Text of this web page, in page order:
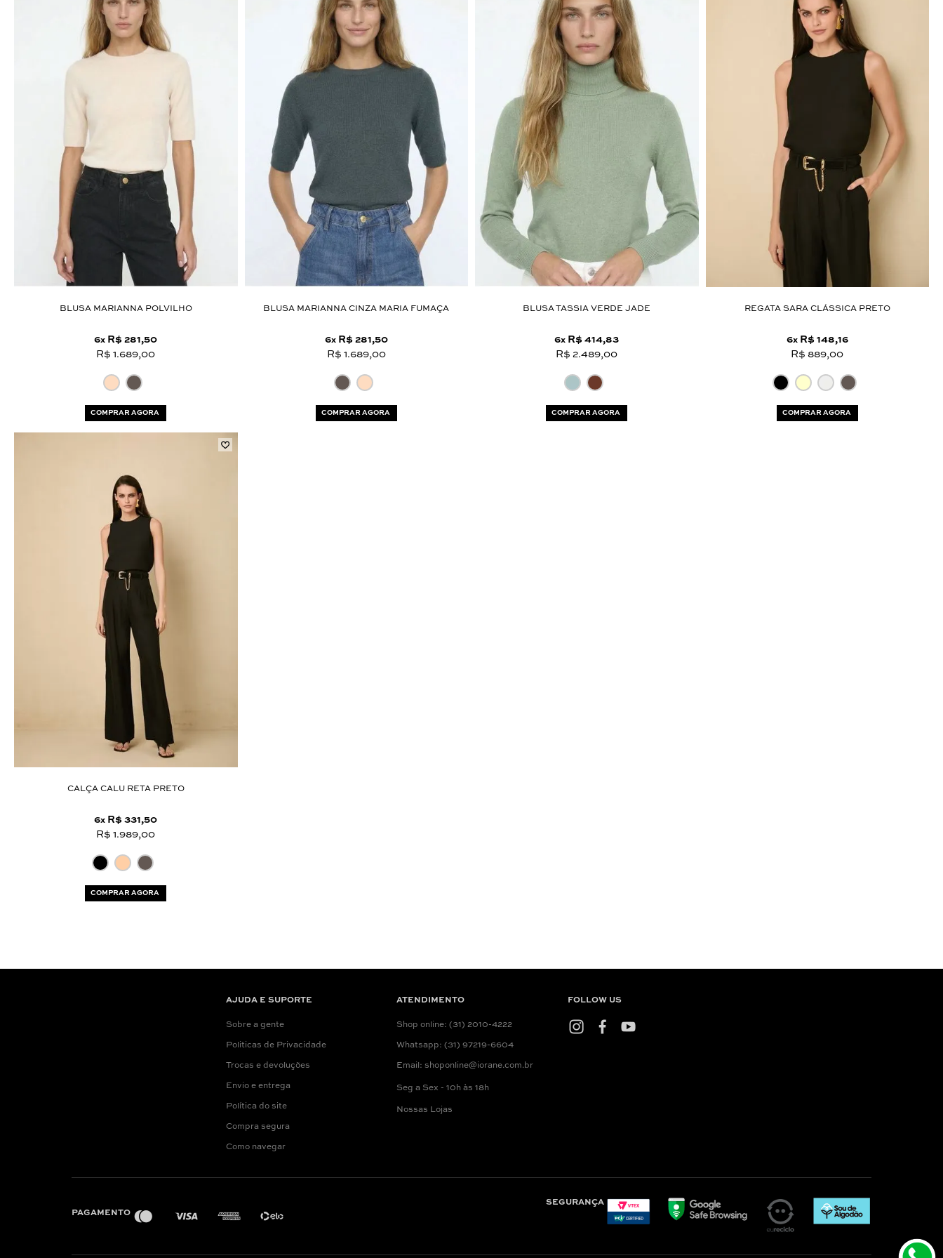
ÚLTIMOS LANÇAMENTOS
BLUSA MARIANNA POLVILHO
6x R$ 281,50
R$ 1.689,00
COMPRAR AGORA
BLUSA MARIANNA CINZA MARIA FUMAÇA
6x R$ 281,50
R$ 1.689,00
COMPRAR AGORA
BLUSA TASSIA VERDE JADE
6x R$ 414,83
R$ 2.489,00
COMPRAR AGORA
REGATA SARA CLÁSSICA PRETO
6x R$ 148,16
R$ 889,00
COMPRAR AGORA
CALÇA CALU RETA PRETO
6x R$ 331,50
R$ 1.989,00
COMPRAR AGORA
AJUDA E SUPORTE
Sobre a gente
Politicas de Privacidade
Trocas e devoluções
Envio e entrega
Política do site
Compra segura
Como navegar
ATENDIMENTO
Shop online: (31) 2010-4222
Whatsapp: (31) 97219-6604
Email: shoponline@iorane.com.br
Seg a Sex - 10h às 18h
Nossas Lojas
FOLLOW US
PAGAMENTO
SEGURANÇA